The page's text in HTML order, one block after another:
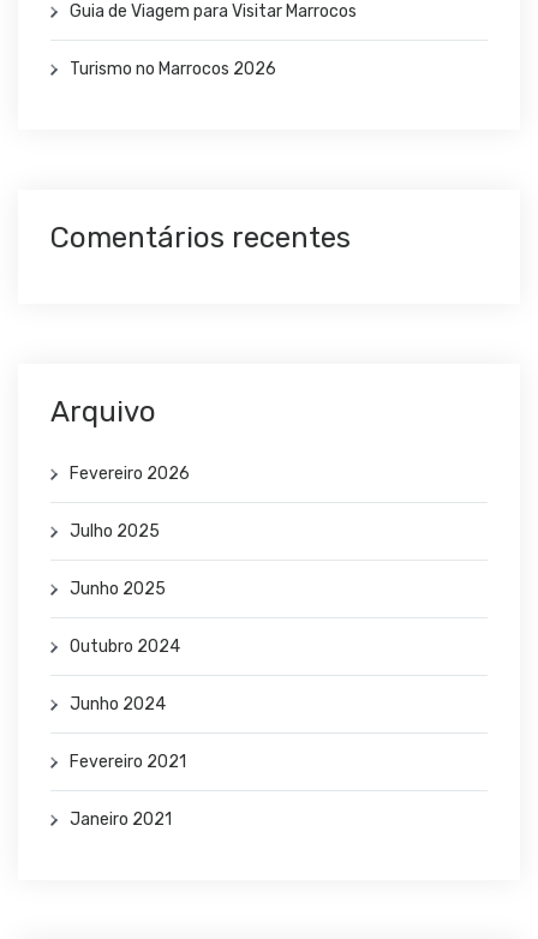
Guia de Viagem para Visitar Marrocos
Turismo no Marrocos 2026
Comentários recentes
Arquivo
Fevereiro 2026
Julho 2025
Junho 2025
Outubro 2024
Junho 2024
Fevereiro 2021
Janeiro 2021